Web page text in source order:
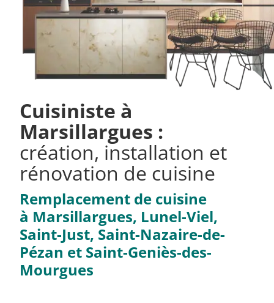
Cuisiniste à
Marsillargues :
création, installation et
rénovation de cuisine
Remplacement de cuisine
à Marsillargues, Lunel-Viel,
Saint-Just, Saint-Nazaire-de-
Pézan et Saint-Geniès-des-
Mourgues